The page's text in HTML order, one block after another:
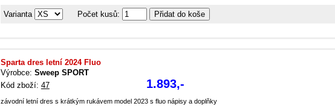
Varianta Počet kusů:
Sparta dres letní 2024 Fluo
Výrobce: Sweep SPORT
Kód zboží: 47 1.893,-
závodní letní dres s krátkým rukávem model 2023 s fluo nápisy a doplňky